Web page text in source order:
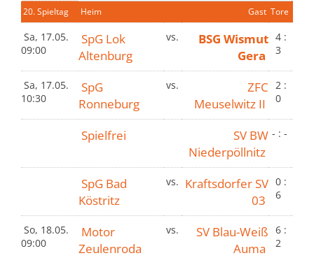
20. Spieltag Heim Gast Tore
Sa, 17.05.
09:00
SpG Lok
Altenburg
vs.
BSG Wismut
Gera
4 :
3
Sa, 17.05.
10:30
SpG
Ronneburg
vs.
ZFC
Meuselwitz II
2 :
0
Spielfrei
SV BW
Niederpöllnitz
- : -
SpG Bad
Köstritz
vs. Kraftsdorfer SV
03
0 :
6
So, 18.05.
09:00
Motor
Zeulenroda
vs.
SV Blau-Weiß
Auma
6 :
2